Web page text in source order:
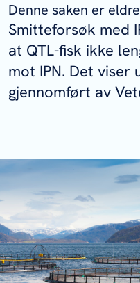
Denne saken er
Smitteforsøk med
at QTL-fisk ikke
mot IPN. Det viser
gjennomført av